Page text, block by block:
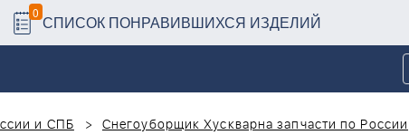
0 СПИСОК ПОНРАВИВШИХСЯ ИЗДЕЛИЙ
и СПБ
Снегоуборщик Хускварна запчасти по России